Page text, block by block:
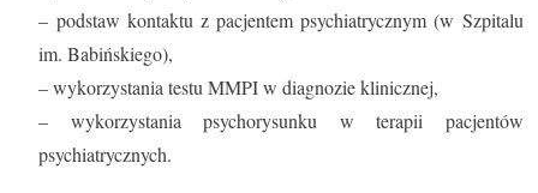
– podstaw kontaktu z pacjentem psychiatrycznym (w Szpitalu
im. Babińskiego),
– wykorzystania testu MMPI w diagnozie klinicznej,
– wykorzystania psychorysunku w terapii pacjentów
psychiatrycznych.